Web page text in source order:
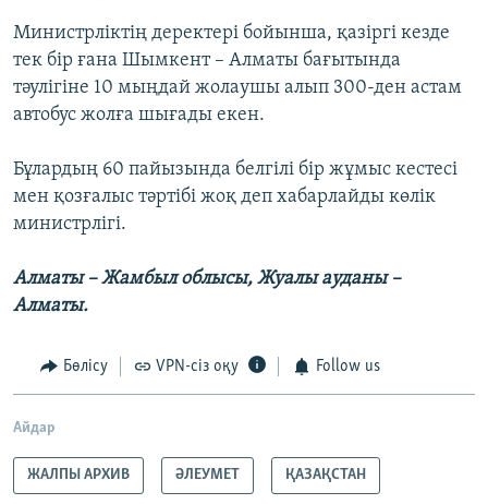
Министрліктің деректері бойынша, қазіргі кезде
тек бір ғана Шымкент – Алматы бағытында
тәулігіне 10 мыңдай жолаушы алып 300-ден астам
автобус жолға шығады екен.
Бұлардың 60 пайызында белгілі бір жұмыс кестесі
мен қозғалыс тәртібі жоқ деп хабарлайды көлік
министрлігі.
Алматы – Жамбыл облысы, Жуалы ауданы –
Алматы.
Бөлісу VPN-сіз оқу Follow us
Айдар
ЖАЛПЫ АРХИВ ӘЛЕУМЕТ ҚАЗАҚСТАН